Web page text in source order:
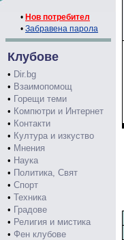
• Нов потребител
• Забравена парола
Клубове
• Dir.bg
• Взаимопомощ
• Горещи теми
• Компютри и Интернет
• Контакти
• Култура и изкуство
• Мнения
• Наука
• Политика, Свят
• Спорт
• Техника
• Градове
• Религия и мистика
• Фен клубове